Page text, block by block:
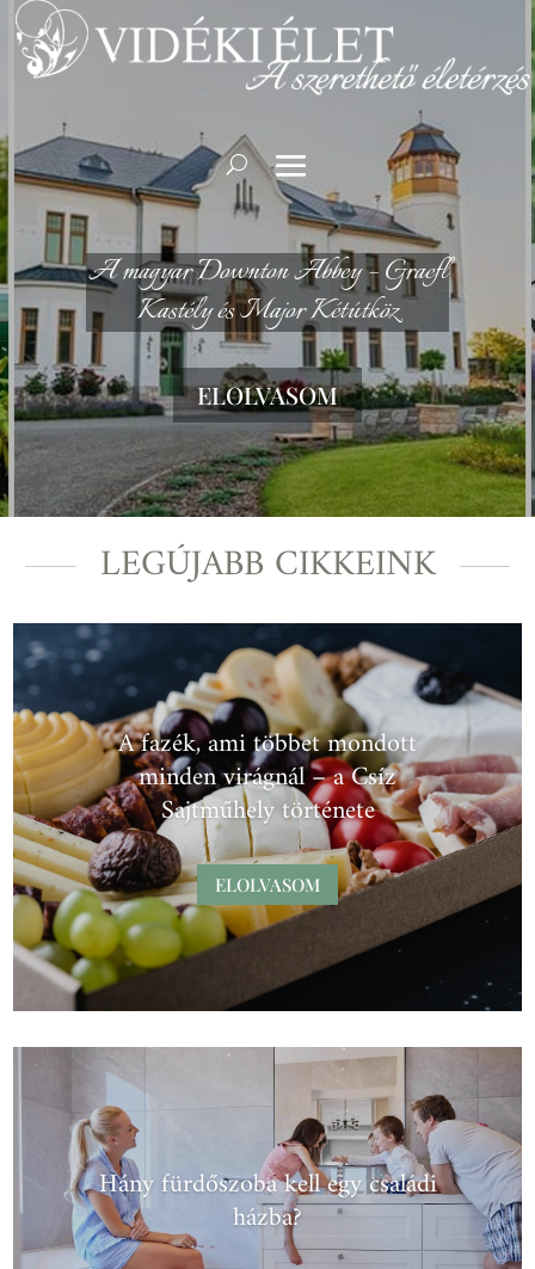
A magyar Downton Abbey – Graefl
Kastély és Major Kétútköz
ELOLVASOM
LEGÚJABB CIKKEINK
A fazék, ami többet mondott
minden virágnál – a Csíz
Sajtműhely története
ELOLVASOM
Hány fürdőszoba kell egy családi
házba?